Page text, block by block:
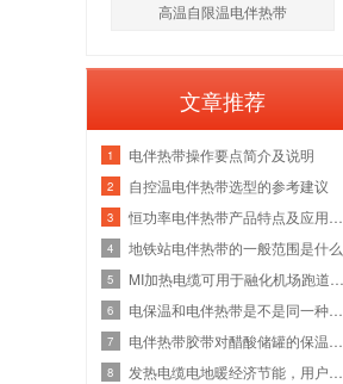
高温自限温电伴热带
文章推荐
1 电伴热带操作要点简介及说明
2 自控温电伴热带选型的参考建议
3
4 地铁站电伴热带的一般范围是什么
5
6
7
8